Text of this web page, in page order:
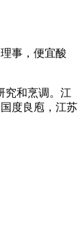
事，便宜酸
究和烹调。江
度良庖，江苏